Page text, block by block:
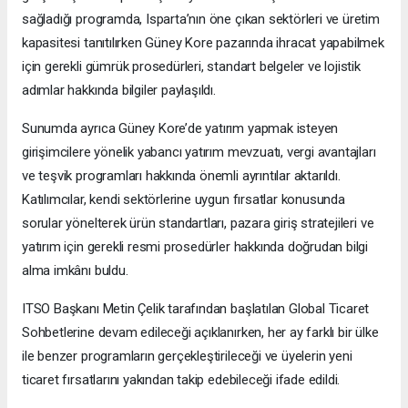
sağladığı programda, Isparta’nın öne çıkan sektörleri ve üretim
kapasitesi tanıtılırken Güney Kore pazarında ihracat yapabilmek
için gerekli gümrük prosedürleri, standart belgeler ve lojistik
adımlar hakkında bilgiler paylaşıldı.
Sunumda ayrıca Güney Kore’de yatırım yapmak isteyen
girişimcilere yönelik yabancı yatırım mevzuatı, vergi avantajları
ve teşvik programları hakkında önemli ayrıntılar aktarıldı.
Katılımcılar, kendi sektörlerine uygun fırsatlar konusunda
sorular yönelterek ürün standartları, pazara giriş stratejileri ve
yatırım için gerekli resmi prosedürler hakkında doğrudan bilgi
alma imkânı buldu.
ITSO Başkanı Metin Çelik tarafından başlatılan Global Ticaret
Sohbetlerine devam edileceği açıklanırken, her ay farklı bir ülke
ile benzer programların gerçekleştirileceği ve üyelerin yeni
ticaret fırsatlarını yakından takip edebileceği ifade edildi.